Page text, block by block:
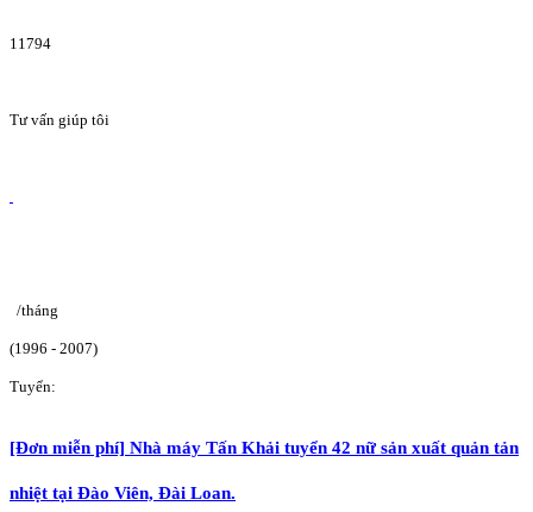
11794
Tư vấn giúp tôi
/tháng
(1996 - 2007)
Tuyển:
[Đơn miễn phí] Nhà máy Tấn Khải tuyển 42 nữ sản xuất quản tản
nhiệt tại Đào Viên, Đài Loan.